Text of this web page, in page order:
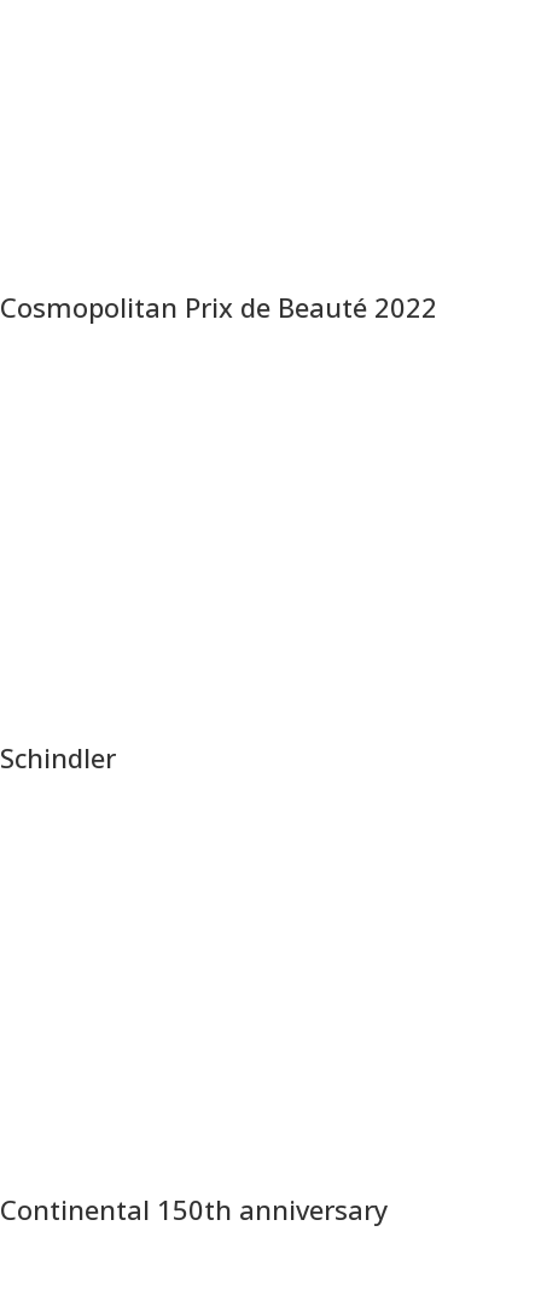
Cosmopolitan Prix de Beauté 2022
Schindler
Continental 150th anniversary